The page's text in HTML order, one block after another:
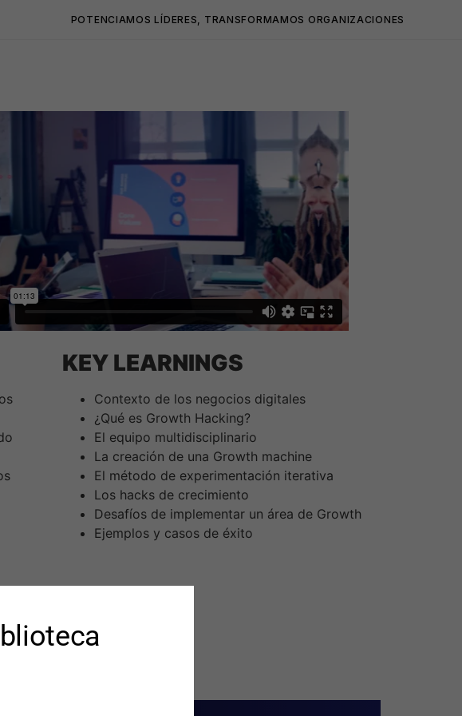
POTENCIAMOS LÍDERES, TRANSFORMAMOS ORGANIZACIONES
KEY LEARNINGS
Contexto de los negocios digitales
¿Qué es Growth Hacking?
El equipo multidisciplinario
La creación de una Growth machine
El método de experimentación iterativa
Los hacks de crecimiento
Desafíos de implementar un área de Growth
Ejemplos y casos de éxito